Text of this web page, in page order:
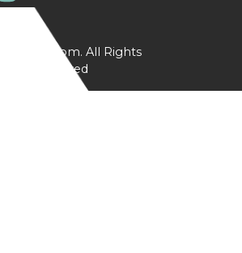
YPtrainer.com. All Rights
Reserved